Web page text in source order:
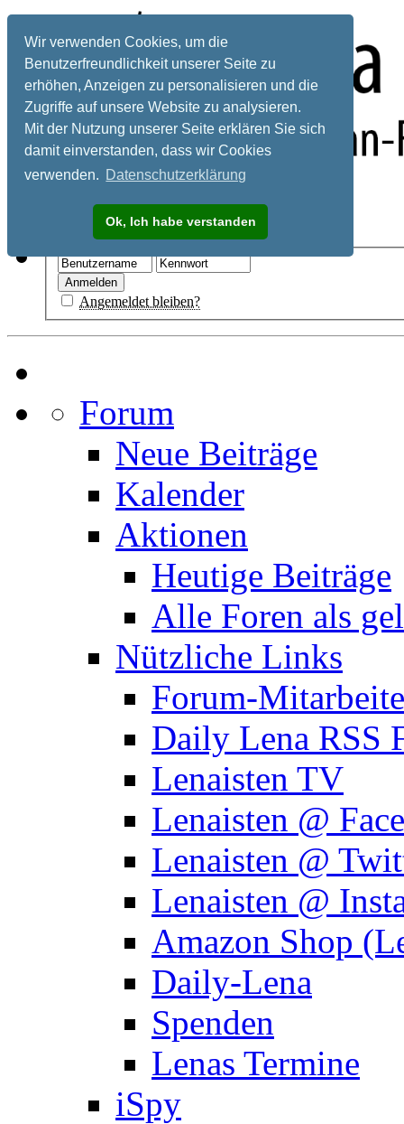
Wir verwenden Cookies, um die
Benutzerfreundlichkeit unserer Seite zu
erhöhen, Anzeigen zu personalisieren und die
Zugriffe auf unsere Website zu analysieren.
Mit der Nutzung unserer Seite erklären Sie sich
damit einverstanden, dass wir Cookies
verwenden. Datenschutzerklärung
Ok, Ich habe verstanden
Registrieren
Angemeldet bleiben?
Forum
Neue Beiträge
Kalender
Aktionen
Heutige Beiträge
Alle Foren als
Nützliche Links
Forum-
Daily Lena RSS
Lenaisten TV
Lenaisten @
Lenaisten @
Lenaisten @
Amazon Shop
Daily-Lena
Spenden
Lenas Termine
iSpy